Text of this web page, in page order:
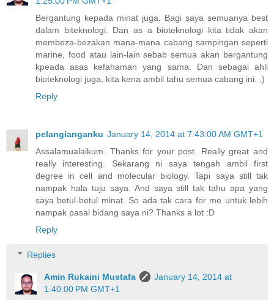
Bergantung kepada minat juga. Bagi saya semuanya best
dalam biteknologi. Dan as a bioteknologi kita tidak akan
membeza-bezakan mana-mana cabang sampingan seperti
marine, food atau lain-lain sebab semua akan bergantung
kpeada asas kefahaman yang sama. Dan sebagai ahli
bioteknologi juga, kita kena ambil tahu semua cabang ini. :)
Reply
pelangianganku January 14, 2014 at 7:43:00 AM GMT+1
Assalamualaikum. Thanks for your post. Really great and
really interesting. Sekarang ni saya tengah ambil first
degree in cell and molecular biology. Tapi saya still tak
nampak hala tuju saya. And saya still tak tahu apa yang
saya betul-betul minat. So ada tak cara for me untuk lebih
nampak pasal bidang saya ni? Thanks a lot :D
Reply
Replies
Amin Rukaini Mustafa
January 14, 2014 at
1:40:00 PM GMT+1